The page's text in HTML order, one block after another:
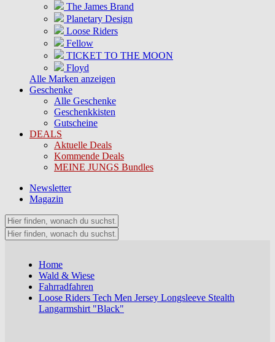
The James Brand
Planetary Design
Loose Riders
Fellow
TICKET TO THE MOON
Floyd
Alle Marken anzeigen
Geschenke
Alle Geschenke
Geschenkkisten
Gutscheine
DEALS
Aktuelle Deals
Kommende Deals
MEINE JUNGS Bundles
Newsletter
Magazin
Home
Wald & Wiese
Fahrradfahren
Loose Riders Tech Men Jersey Longsleeve Stealth
Langarmshirt "Black"